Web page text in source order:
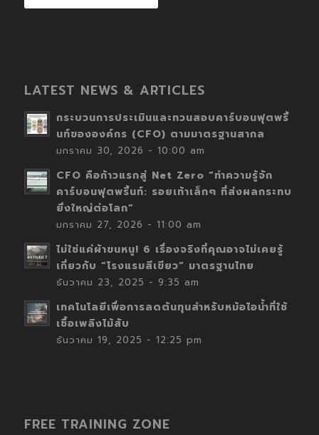
LATEST NEWS & ARTICLES
กระบวนการประเมินและทวนสอบคาร์บอนฟุตพริ้
นท์ขององค์กร (CFO) ตามมาตรฐานสากล
มกราคม 30, 2026 - 10:00 am
CFO คือก้าวแรกสู่ Net Zero “ทำความรู้จัก
คาร์บอนฟุตพริ้นท์: รอยเท้าเล็กๆ ที่ส่งผลกระทบ
ยิ่งใหญ่ต่อโลก”
มกราคม 27, 2026 - 11:00 am
ไม่ใช่แค่ผ้าขนหนู! 6 เรื่องจริงที่คุณอาจไม่เคยรู้
เกี่ยวกับ “โรงแรมสีเขียว” มาตรฐานไทย
ธันวาคม 23, 2025 - 9:35 am
เทคโนโลยีเพื่อการลดต้นทุนสำหรับหม้อไอน้ำที่ใช้
เชื้อเพลิงไม้สับ
ธันวาคม 19, 2025 - 12:25 pm
FREE TRAINING ZONE